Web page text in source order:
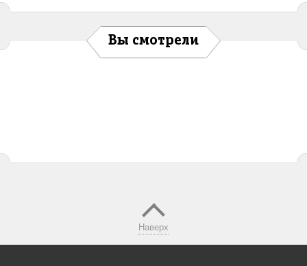
Вы смотрели
Наверх